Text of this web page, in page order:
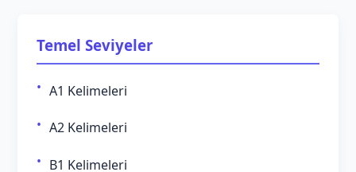
Temel Seviyeler
A1 Kelimeleri
A2 Kelimeleri
B1 Kelimeleri